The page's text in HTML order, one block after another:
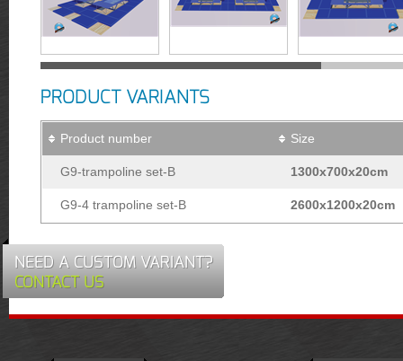
PRODUCT VARIANTS
Product number Size
G9-trampoline set-B 1300x700x20cm
G9-4 trampoline set-B 2600x1200x20cm
NEED A CUSTOM VARIANT?
CONTACT US